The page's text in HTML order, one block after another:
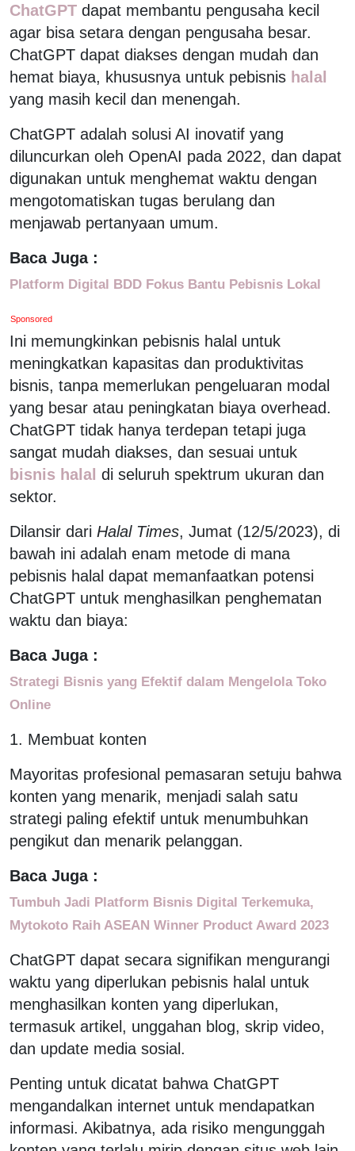
ChatGPT dapat membantu pengusaha kecil
agar bisa setara dengan pengusaha besar.
ChatGPT dapat diakses dengan mudah dan
hemat biaya, khususnya untuk pebisnis halal
yang masih kecil dan menengah.
ChatGPT adalah solusi AI inovatif yang
diluncurkan oleh OpenAI pada 2022, dan dapat
digunakan untuk menghemat waktu dengan
mengotomatiskan tugas berulang dan
menjawab pertanyaan umum.
Baca Juga :
Platform Digital BDD Fokus Bantu Pebisnis Lokal
Sponsored
Ini memungkinkan pebisnis halal untuk
meningkatkan kapasitas dan produktivitas
bisnis, tanpa memerlukan pengeluaran modal
yang besar atau peningkatan biaya overhead.
ChatGPT tidak hanya terdepan tetapi juga
sangat mudah diakses, dan sesuai untuk
bisnis halal di seluruh spektrum ukuran dan
sektor.
Dilansir dari Halal Times, Jumat (12/5/2023), di
bawah ini adalah enam metode di mana
pebisnis halal dapat memanfaatkan potensi
ChatGPT untuk menghasilkan penghematan
waktu dan biaya:
Baca Juga :
Strategi Bisnis yang Efektif dalam Mengelola Toko
Online
1. Membuat konten
Mayoritas profesional pemasaran setuju bahwa
konten yang menarik, menjadi salah satu
strategi paling efektif untuk menumbuhkan
pengikut dan menarik pelanggan.
Baca Juga :
Tumbuh Jadi Platform Bisnis Digital Terkemuka,
Mytokoto Raih ASEAN Winner Product Award 2023
ChatGPT dapat secara signifikan mengurangi
waktu yang diperlukan pebisnis halal untuk
menghasilkan konten yang diperlukan,
termasuk artikel, unggahan blog, skrip video,
dan update media sosial.
Penting untuk dicatat bahwa ChatGPT
mengandalkan internet untuk mendapatkan
informasi. Akibatnya, ada risiko mengunggah